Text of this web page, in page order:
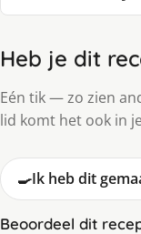
Heb je dit
Eén tik — zo zien
lid komt het ook in
🍳Ik heb dit
Beoordeel dit